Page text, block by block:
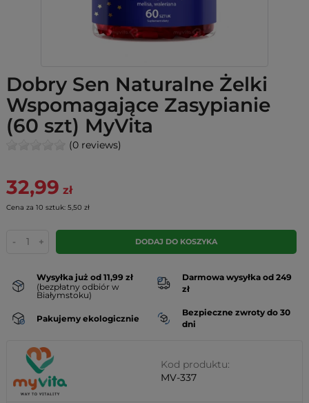
Dobry Sen Naturalne Żelki
Wspomagające Zasypianie
(60 szt) MyVita
(0 reviews)
32,99 zł
Cena za 10 sztuk: 5,50 zł
- + DODAJ DO KOSZYKA
Wysyłka już od 11,99 zł
(bezpłatny odbiór w
Białymstoku)
Darmowa wysyłka od 249
zł
Pakujemy ekologicznie
Bezpieczne zwroty do 30
dni
Kod produktu:
MV-337